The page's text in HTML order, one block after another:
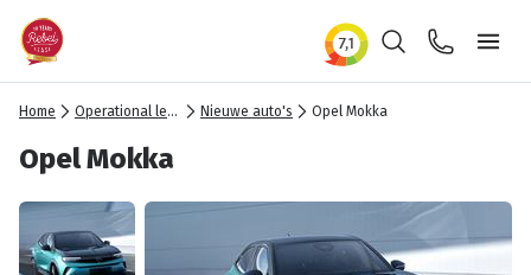
ZoekenContact
Home Operational lease Nieuwe auto's Opel Mokka
Opel Mokka